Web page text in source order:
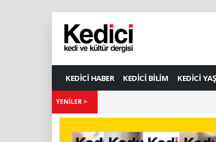
KEDİCİ HABER KEDİCİ BİLİM KEDİCİ
YENİLER >